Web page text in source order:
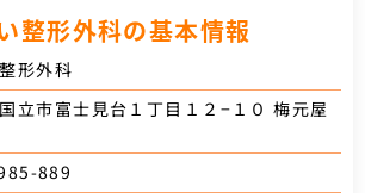
整形外科の基本情報
形外科
立市富士見台１丁目１２−１０ 梅元屋
889